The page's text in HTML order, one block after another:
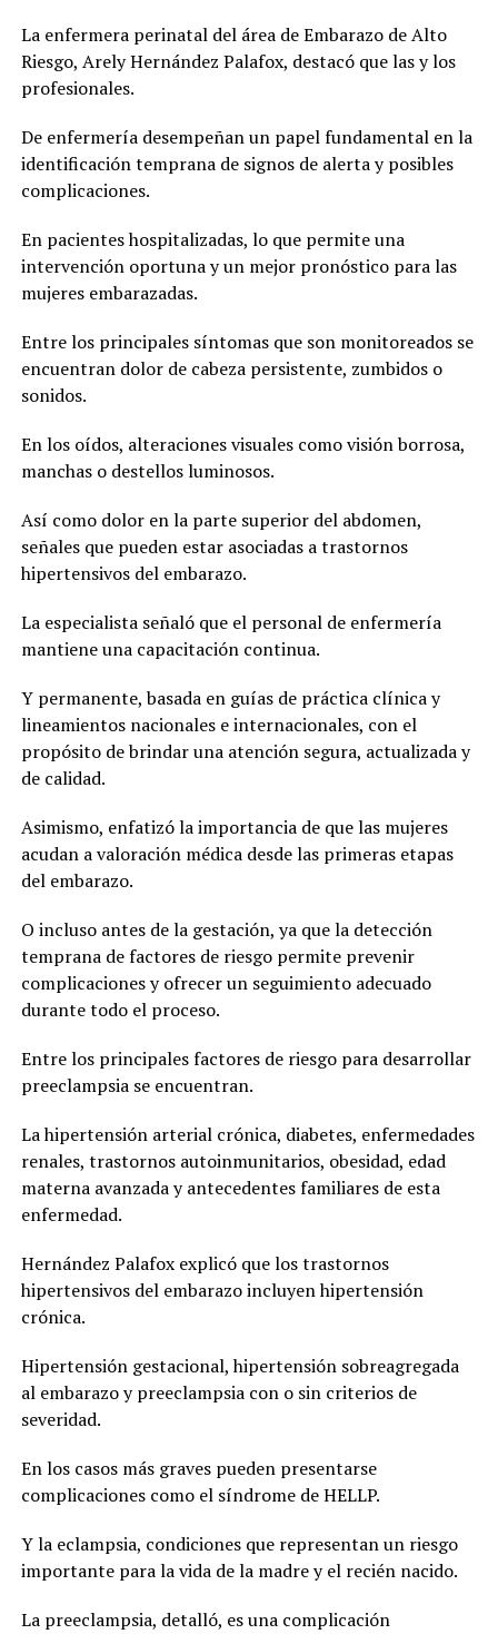
La enfermera perinatal del área de Embarazo de Alto
Riesgo, Arely Hernández Palafox, destacó que las y los
profesionales.
De enfermería desempeñan un papel fundamental en la
identificación temprana de signos de alerta y posibles
complicaciones.
En pacientes hospitalizadas, lo que permite una
intervención oportuna y un mejor pronóstico para las
mujeres embarazadas.
Entre los principales síntomas que son monitoreados se
encuentran dolor de cabeza persistente, zumbidos o
sonidos.
En los oídos, alteraciones visuales como visión borrosa,
manchas o destellos luminosos.
Así como dolor en la parte superior del abdomen,
señales que pueden estar asociadas a trastornos
hipertensivos del embarazo.
La especialista señaló que el personal de enfermería
mantiene una capacitación continua.
Y permanente, basada en guías de práctica clínica y
lineamientos nacionales e internacionales, con el
propósito de brindar una atención segura, actualizada y
de calidad.
Asimismo, enfatizó la importancia de que las mujeres
acudan a valoración médica desde las primeras etapas
del embarazo.
O incluso antes de la gestación, ya que la detección
temprana de factores de riesgo permite prevenir
complicaciones y ofrecer un seguimiento adecuado
durante todo el proceso.
Entre los principales factores de riesgo para desarrollar
preeclampsia se encuentran.
La hipertensión arterial crónica, diabetes, enfermedades
renales, trastornos autoinmunitarios, obesidad, edad
materna avanzada y antecedentes familiares de esta
enfermedad.
Hernández Palafox explicó que los trastornos
hipertensivos del embarazo incluyen hipertensión
crónica.
Hipertensión gestacional, hipertensión sobreagregada
al embarazo y preeclampsia con o sin criterios de
severidad.
En los casos más graves pueden presentarse
complicaciones como el síndrome de HELLP.
Y la eclampsia, condiciones que representan un riesgo
importante para la vida de la madre y el recién nacido.
La preeclampsia, detalló, es una complicación